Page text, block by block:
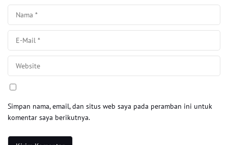
Simpan nama, email, dan situs web saya pada peramban ini untuk
komentar saya berikutnya.